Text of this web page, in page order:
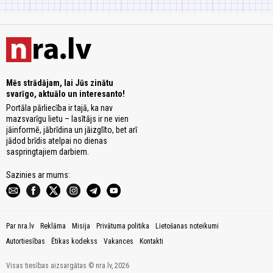
Mēs strādājam, lai Jūs zinātu
svarīgo, aktuālo un interesanto!
Portāla pārliecība ir tajā, ka nav
mazsvarīgu lietu – lasītājs ir ne vien
jāinformē, jābrīdina un jāizglīto, bet arī
jādod brīdis atelpai no dienas
saspringtajiem darbiem.
Sazinies ar mums:
Par nra.lv Reklāma Misija Privātuma politika
Lietošanas noteikumi
Autortiesības
Ētikas kodekss Vakances Kontakti
Visas tiesības aizsargātas © nra.lv, 2026